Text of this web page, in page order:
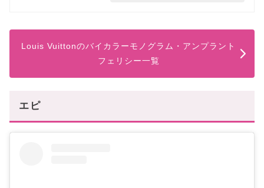
Louis Vuittonのバイカラーモノグラム・アンプラント
フェリシー一覧
エピ